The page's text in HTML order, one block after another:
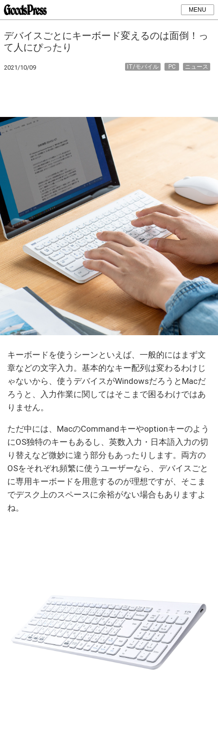
MENU
デバイスごとにキーボード変えるのは面倒！っ
て人にぴったり
2021/10/09 ニュース
PC
IT/モバイル
キーボードを使うシーンといえば、一般的にはまず文
章などの文字入力。基本的なキー配列は変わるわけじ
ゃないから、使うデバイスがWindowsだろうとMacだ
ろうと、入力作業に関してはそこまで困るわけではあ
りません。
ただ中には、MacのCommandキーやoptionキーのよう
にOS独特のキーもあるし、英数入力・日本語入力の切
り替えなど微妙に違う部分もあったりします。両方の
OSをそれぞれ頻繁に使うユーザーなら、デバイスごと
に専用キーボードを用意するのが理想ですが、そこま
でデスク上のスペースに余裕がない場合もありますよ
ね。